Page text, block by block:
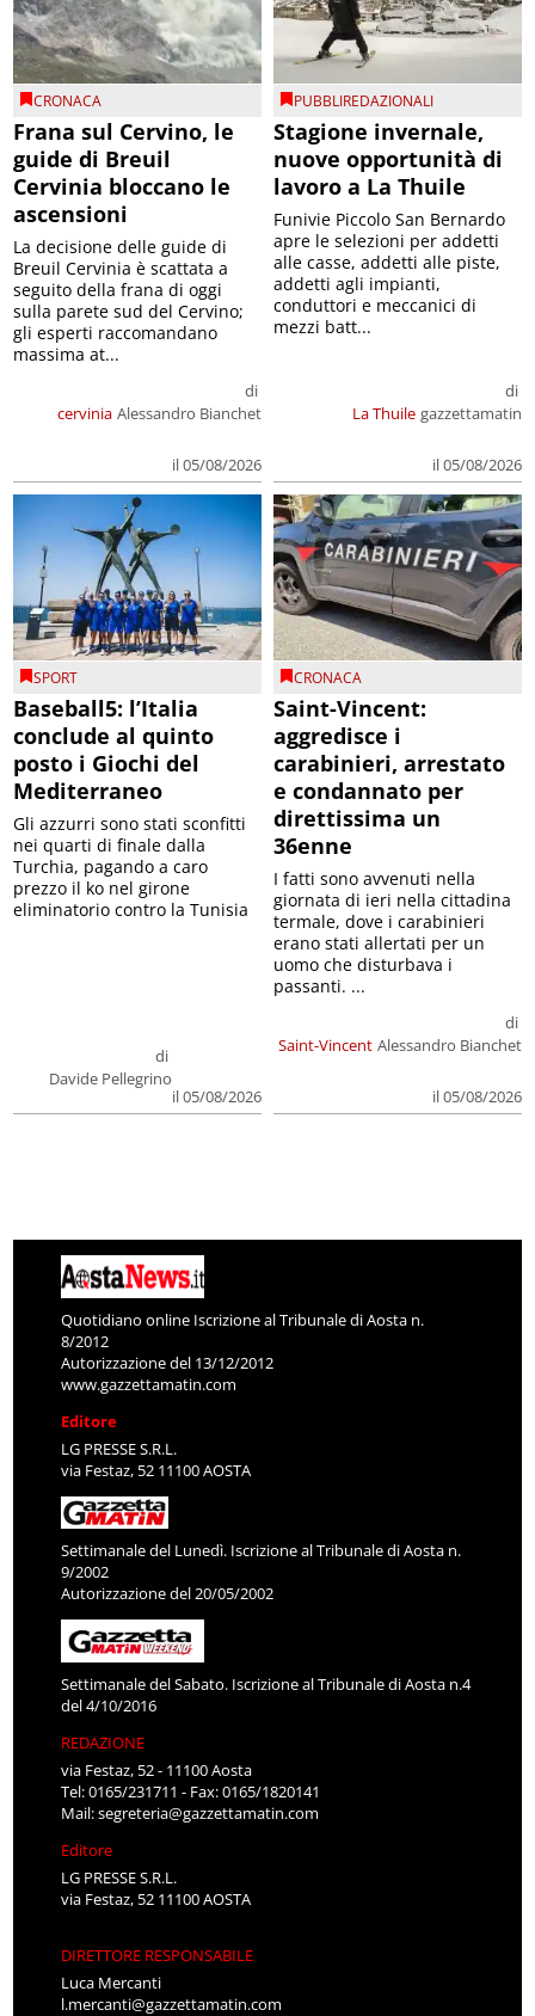
CRONACA
Frana sul Cervino, le
guide di Breuil
Cervinia bloccano le
ascensioni
cervinia
di
Alessandro Bianchet
il 05/08/2026
La decisione delle guide di
Breuil Cervinia è scattata a
seguito della frana di oggi
sulla parete sud del Cervino;
gli esperti raccomandano
massima at...
PUBBLIREDAZIONALI
Stagione invernale,
nuove opportunità di
lavoro a La Thuile
La Thuile
di
gazzettamatin
il 05/08/2026
Funivie Piccolo San Bernardo
apre le selezioni per addetti
alle casse, addetti alle piste,
addetti agli impianti,
conduttori e meccanici di
mezzi batt...
SPORT
Baseball5: l’Italia
conclude al quinto
posto i Giochi del
Mediterraneo
di
Davide Pellegrino
il 05/08/2026
Gli azzurri sono stati sconfitti
nei quarti di finale dalla
Turchia, pagando a caro
prezzo il ko nel girone
eliminatorio contro la Tunisia
CRONACA
Saint-Vincent:
aggredisce i
carabinieri, arrestato
e condannato per
direttissima un
36enne
Saint-Vincent
di
Alessandro Bianchet
il 05/08/2026
I fatti sono avvenuti nella
giornata di ieri nella cittadina
termale, dove i carabinieri
erano stati allertati per un
uomo che disturbava i
passanti. ...
Quotidiano online Iscrizione al Tribunale di Aosta n.
8/2012
Autorizzazione del 13/12/2012
www.gazzettamatin.com
Editore
LG PRESSE S.R.L.
via Festaz, 52 11100 AOSTA
Settimanale del Lunedì. Iscrizione al Tribunale di Aosta n.
9/2002
Autorizzazione del 20/05/2002
Settimanale del Sabato. Iscrizione al Tribunale di Aosta n.4
del 4/10/2016
REDAZIONE
via Festaz, 52 - 11100 Aosta
Tel: 0165/231711 - Fax: 0165/1820141
Mail:segreteria@gazzettamatin.com
Editore
LG PRESSE S.R.L.
via Festaz, 52 11100 AOSTA
DIRETTORE RESPONSABILE
Luca Mercanti
l.mercanti@gazzettamatin.com